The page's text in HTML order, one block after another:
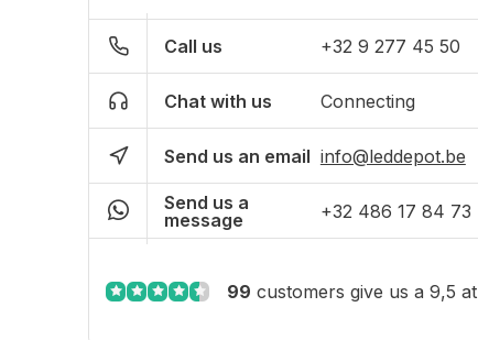
Call us +32 9 277 45 50
Chat with us Connecting
Send us an email info@leddepot.be
Send us a
message
+32 486 17 84 73
99 customers give us a 9,5 at